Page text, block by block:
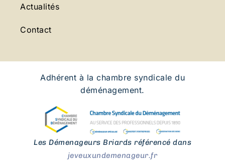
Actualités
Contact
Adhérent à la chambre syndicale du
déménagement.
Les Démenageurs Briards référencé dans
jeveuxundemenageur.fr